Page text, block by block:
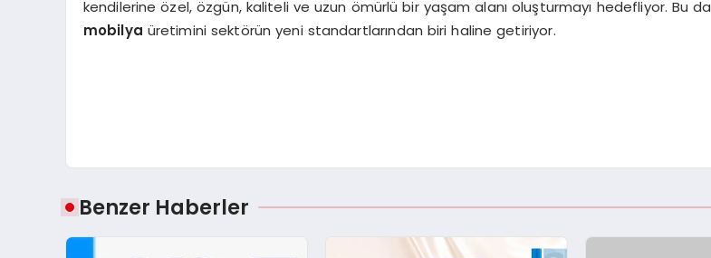
kendilerine özel, özgün, kaliteli ve uzun ömürlü bir yaşam alanı oluşturmayı hedefliyor. Bu da
mobilya üretimini sektörün yeni standartlarından biri haline getiriyor.
Benzer Haberler